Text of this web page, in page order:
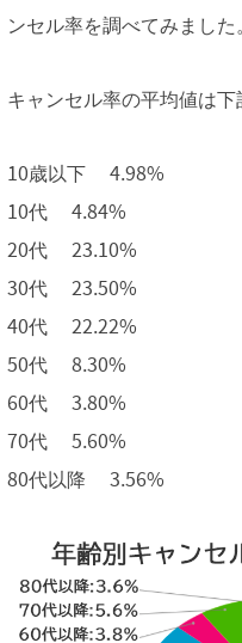
ンセル率を調べてみました
キャンセル率の平均値は下
10歳以下 4.98%
10代 4.84%
20代 23.10%
30代 23.50%
40代 22.22%
50代 8.30%
60代 3.80%
70代 5.60%
80代以降 3.56%